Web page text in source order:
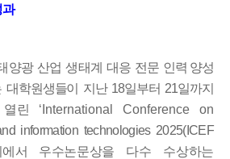
과
양광 산업 생태계 대응 전문 인력 양성
대학원생들이 지난 18일부터 21일까지
열린 ‘ International Conference on
information technologies 2025(ICEF
에서 우수논문상을 다수 수상하는